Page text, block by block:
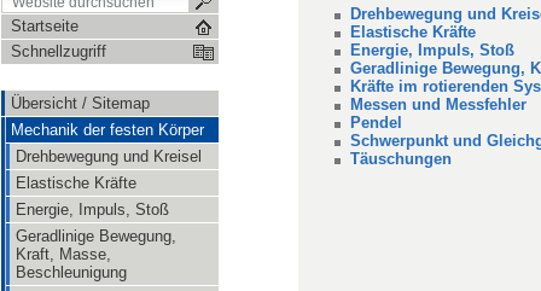
Startseite
Schnellzugriff
Übersicht / Sitemap
Mechanik der festen Körper
Drehbewegung und Kreisel
Elastische Kräfte
Energie, Impuls, Stoß
Geradlinige Bewegung,
Kraft, Masse,
Beschleunigung
Drehbewegung und
Elastische Kräfte
Energie, Impuls, Stoß
Geradlinige Bewegung,
Kräfte im rotierenden
Messen und Messfehler
Pendel
Schwerpunkt und
Täuschungen